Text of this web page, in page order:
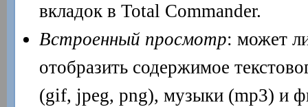
вкладок в Total Commander.
Встроенный просмотр: может
отобразить содержимое
(gif, jpeg, png), музыки (mp3) и